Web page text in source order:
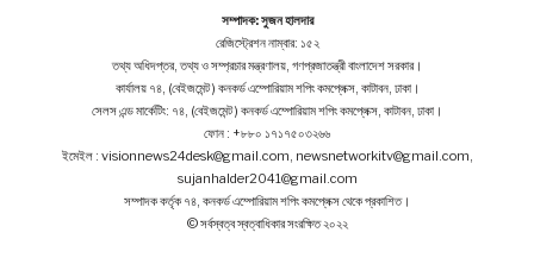
সম্পাদক: সুজন হালদার
রেজিস্ট্রেশন নাম্বার: ১৫২
তথ্য অধিদপ্তর, তথ্য ও সম্প্রচার মন্ত্রণালয়, গণপ্রজাতন্ত্রী বাংলাদেশ সরকার।
কার্যালয় ৭৪, (বেইজমেন্ট ) কনকর্ড এম্পোরিয়াম শপিং কমপ্লেক্স, কাটাবন, ঢাকা।
সেলস এন্ড মার্কেটিং: ৭৪, (বেইজমেন্ট ) কনকর্ড এম্পোরিয়াম শপিং কমপ্লেক্স, কাটাবন, ঢাকা।
ফোন : +৮৮০ ১৭১৭৫০৩২৬৬
ইমেইল : visionnews24desk@gmail.com, newsnetworkitv@gmail.com,
sujanhalder2041@gmail.com
সম্পাদক কর্তৃক ৭৪, কনকর্ড এম্পোরিয়াম শপিং কমপ্লেক্স থেকে প্রকাশিত।
© সর্বস্বত্ব স্বত্বাধিকার সংরক্ষিত ২০২২